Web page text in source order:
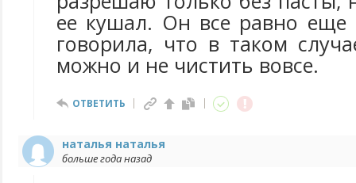
ее кушал. Он все равно еще
говорила, что в таком
можно и не чистить вовсе.
ОТВЕТИТЬ
наталья наталья
больше года назад